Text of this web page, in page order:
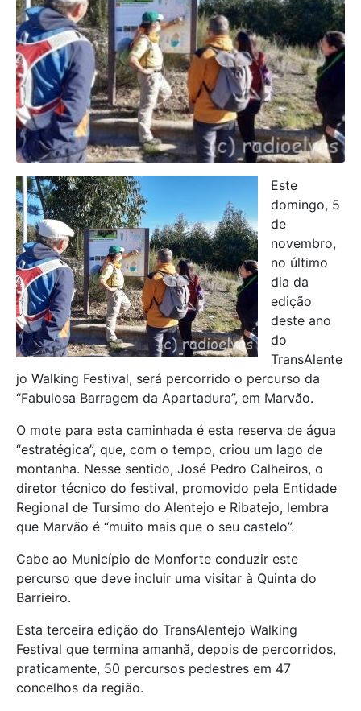
Este
domingo, 5
de
novembro,
no último
dia da
edição
deste ano
do
TransAlente
jo Walking Festival, será percorrido o percurso da
“Fabulosa Barragem da Apartadura”, em Marvão.
O mote para esta caminhada é esta reserva de água
“estratégica”, que, com o tempo, criou um lago de
montanha. Nesse sentido, José Pedro Calheiros, o
diretor técnico do festival, promovido pela Entidade
Regional de Tursimo do Alentejo e Ribatejo, lembra
que Marvão é “muito mais que o seu castelo”.
Cabe ao Município de Monforte conduzir este
percurso que deve incluir uma visitar à Quinta do
Barrieiro.
Esta terceira edição do TransAlentejo Walking
Festival que termina amanhã, depois de percorridos,
praticamente, 50 percursos pedestres em 47
concelhos da região.